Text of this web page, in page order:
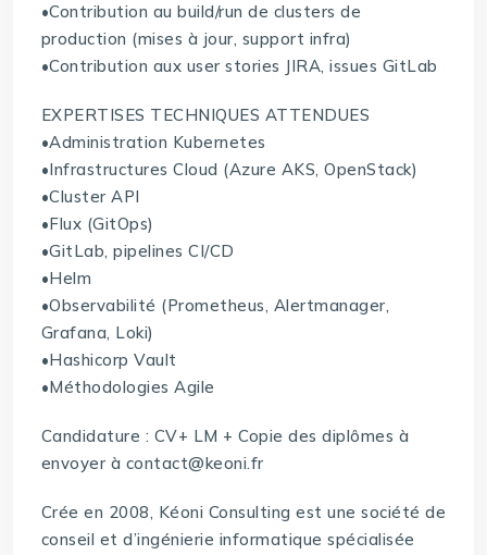
•Contribution au build/run de clusters de
production (mises à jour, support infra)
•Contribution aux user stories JIRA, issues GitLab
EXPERTISES TECHNIQUES ATTENDUES
•Administration Kubernetes
•Infrastructures Cloud (Azure AKS, OpenStack)
•Cluster API
•Flux (GitOps)
•GitLab, pipelines CI/CD
•Helm
•Observabilité (Prometheus, Alertmanager,
Grafana, Loki)
•Hashicorp Vault
•Méthodologies Agile
Candidature : CV+ LM + Copie des diplômes à
envoyer à contact@keoni.fr
Crée en 2008, Kéoni Consulting est une société de
conseil et d’ingénierie informatique spécialisée